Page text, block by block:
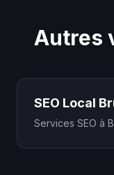
Autres
SEO Local
Services SEO à